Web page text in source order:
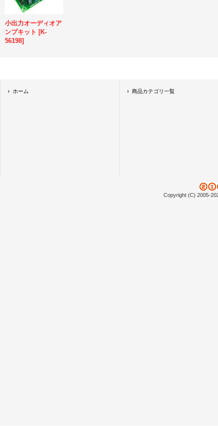
小出力オーディオア
ンプキット [K-
56198]
ホーム 商品カテゴリ一覧
Copyright (C) 2005-